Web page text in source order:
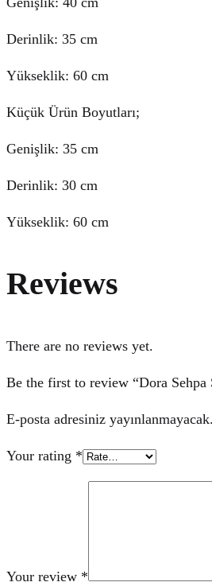
Derinlik: 35 cm
Yükseklik: 60 cm
Küçük Ürün Boyutları;
Genişlik: 35 cm
Derinlik: 30 cm
Yükseklik: 60 cm
Reviews
There are no reviews yet.
Be the first to review “Dora Sehpa
E-posta adresiniz yayınlanmayacak.
Your rating *
Your review *